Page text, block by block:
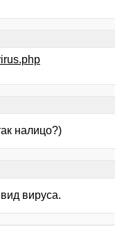
налицо?)
вируса.